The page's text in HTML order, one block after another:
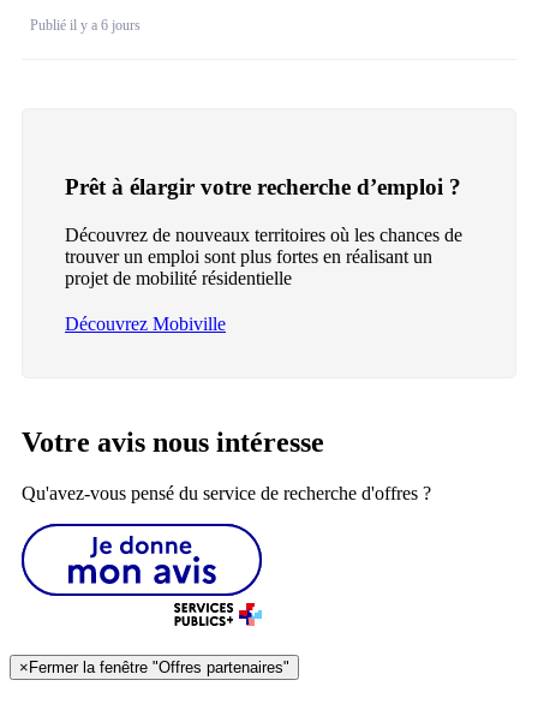
Publié il y a 6 jours
Prêt à élargir votre recherche d’emploi ?
Découvrez de nouveaux territoires où les chances de
trouver un emploi sont plus fortes en réalisant un
projet de mobilité résidentielle
Découvrez Mobiville
Votre avis nous intéresse
Qu'avez-vous pensé du service de recherche d'offres ?
×Fermer la fenêtre "Offres partenaires"